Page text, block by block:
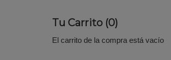
Tu Carrito (0)
El carrito de la compra está vacío